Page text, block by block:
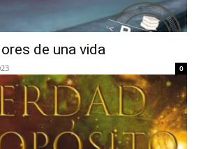
de una vida
0